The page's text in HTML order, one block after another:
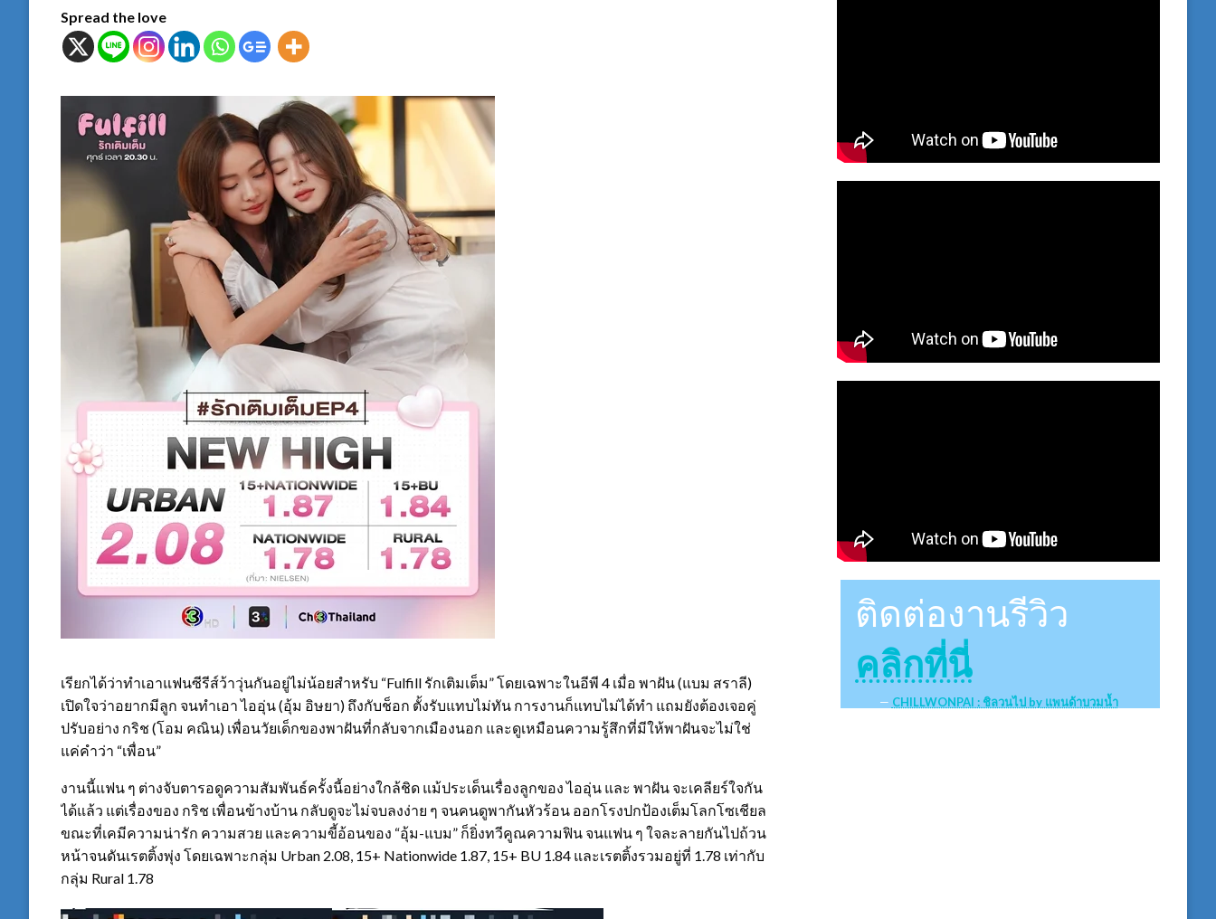
Spread the love
เรียกได้ว่าทำเอาแฟนซีรีส์ว้าวุ่นกันอยู่ไม่น้อยสำหรับ “Fulfill รักเติมเต็ม” โดยเฉพาะในอีพี 4 เมื่อ พาฝัน (แบม สราลี)
เปิดใจว่าอยากมีลูก จนทำเอา ไออุ่น (อุ้ม อิษยา) ถึงกับช็อก ตั้งรับแทบไม่ทัน การงานก็แทบไม่ได้ทำ แถมยังต้องเจอคู่
ปรับอย่าง กริช (โอม คณิน) เพื่อนวัยเด็กของพาฝันที่กลับจากเมืองนอก และดูเหมือนความรู้สึกที่มีให้พาฝันจะไม่ใช่
แค่คำว่า “เพื่อน”
งานนี้แฟน ๆ ต่างจับตารอดูความสัมพันธ์ครั้งนี้อย่างใกล้ชิด แม้ประเด็นเรื่องลูกของ ไออุ่น และ พาฝัน จะเคลียร์ใจกัน
ได้แล้ว แต่เรื่องของ กริช เพื่อนข้างบ้าน กลับดูจะไม่จบลงง่าย ๆ จนคนดูพากันหัวร้อน ออกโรงปกป้องเต็มโลกโซเชียล
ขณะที่เคมีความน่ารัก ความสวย และความขี้อ้อนของ “อุ้ม-แบม” ก็ยิ่งทวีคูณความฟิน จนแฟน ๆ ใจละลายกันไปถ้วน
หน้าจนดันเรตติ้งพุ่ง โดยเฉพาะกลุ่ม Urban 2.08, 15+ Nationwide 1.87, 15+ BU 1.84 และเรตติ้งรวมอยู่ที่ 1.78 เท่ากับ
กลุ่ม Rural 1.78
ติดต่องานรีวิว
คลิกที่นี่
CHILLWONPAI : ชิลวนไป by แพนด้าบวมน้ำ